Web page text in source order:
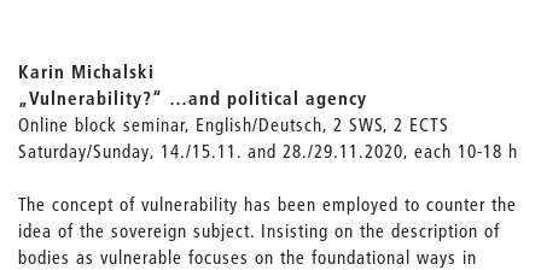
Karin Michalski
„Vulnerability?“ …and political agency
Online block seminar, English/Deutsch, 2 SWS, 2 ECTS
Saturday/Sunday, 14./15.11. and 28./29.11.2020, each 10-18 h
The concept of vulnerability has been employed to counter the
idea of the sovereign subject. Insisting on the description of
bodies as vulnerable focuses on the foundational ways in